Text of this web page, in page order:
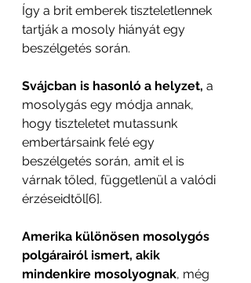
Így a brit emberek tiszteletlennek
tartják a mosoly hiányát egy
beszélgetés során.
Svájcban is hasonló a helyzet, a
mosolygás egy módja annak,
hogy tiszteletet mutassunk
embertársaink felé egy
beszélgetés során, amit el is
várnak tőled, függetlenül a valódi
érzéseidtől[6].
Amerika különösen mosolygós
polgárairól ismert, akik
mindenkire mosolyognak, még